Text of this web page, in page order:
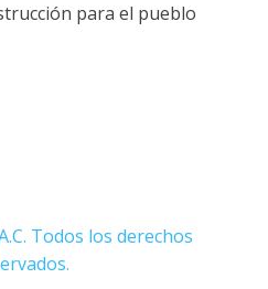
para el pueblo
Todos los derechos